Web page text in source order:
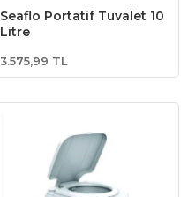
Seaflo Portatif Tuvalet 10
Litre
3.575,99 TL